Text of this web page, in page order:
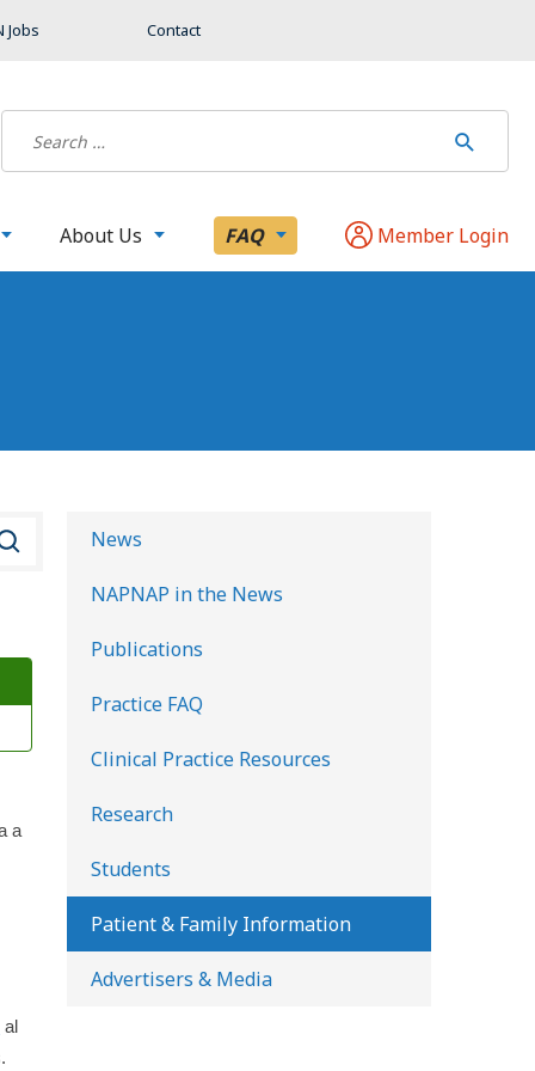
Jobs Contact
About Us FAQ Member Login
a
al
News
NAPNAP in the News
Publications
Practice FAQ
Clinical Practice Resources
Research
Students
Patient & Family Information
Advertisers & Media